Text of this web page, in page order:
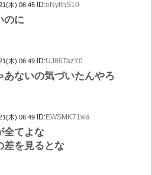
木) 06:45 ID:oNytlhS10
のに
木) 06:49 ID:UJ86TazY0
ないの気づいたんやろ
木) 06:49 ID:EWSMK71wa
全てよな
差を見るとな